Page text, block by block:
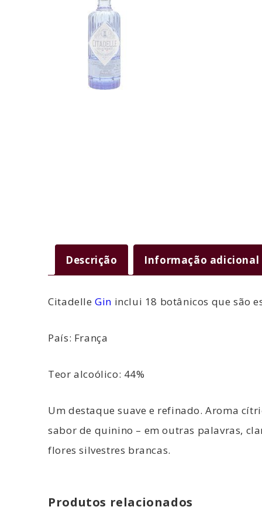
Descrição Informação adicional
CitadelleGin inclui 18 botânicos que são
País: França
Teor alcoólico: 44%
Um destaque suave e refinado. Aroma
sabor de quinino – em outras palavras,
flores silvestres brancas.
Produtos relacionados